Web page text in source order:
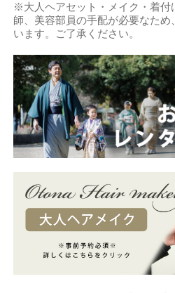
※大人ヘアセット・メイク・着付
師、美容部員の手配が必要なた
います。ご了承ください。